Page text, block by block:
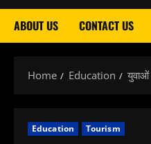
ABOUT US CONTACT US
Home Education युवाओं
Education Tourism